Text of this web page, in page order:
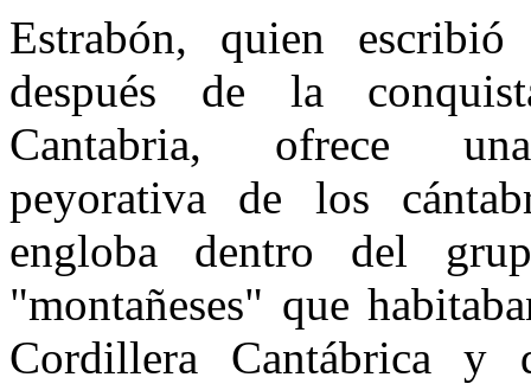
Estrabón, quien
después de la
Cantabria, ofrece
peyorativa de los
engloba dentro del
"montañeses" que
Cordillera Can­tábrica y